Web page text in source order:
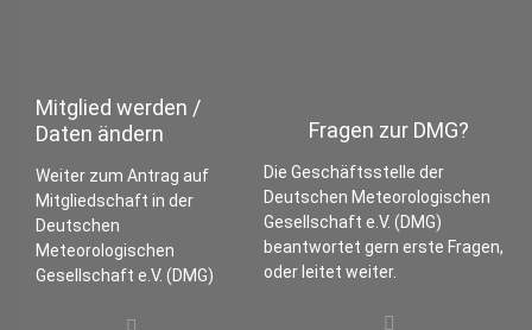
Mitglied werden /
Daten ändern
Weiter zum Antrag auf
Mitgliedschaft in der
Deutschen
Meteorologischen
Gesellschaft e.V. (DMG)
Fragen zur DMG?
Die Geschäftsstelle der
Deutschen Meteorologischen
Gesellschaft e.V. (DMG)
beantwortet gern erste Fragen,
oder leitet weiter.